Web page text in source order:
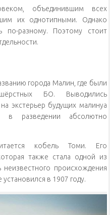
объединившим всех
их однотипными. Однако
по-разному. Поэтому стоит
города Малин, где были
БО. Выводились
экстерьер будущих малинуа
в разведении абсолютно
кобель Томи. Его
также стала одной из
происхождения
в 1907 году.